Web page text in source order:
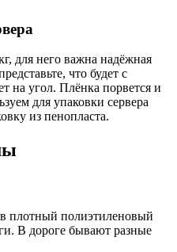
для него важна надёжная
что будет с
на угол. Плёнка порвется и
для упаковки сервера
из пенопласта.
плотный полиэтиленовый
В дороге бывают разные